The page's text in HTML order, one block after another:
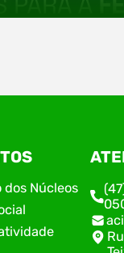
Multissetorial
dias 12, 13 e
de Eventos
com uma
tecnologia,
Durante os três
será um dos
dos Núcleos